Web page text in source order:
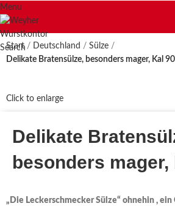
Menu
Search
Start Deutschland
Sülze
Delikate Bratensülze, besonders mager, Kal 90
Click to enlarge
Delikate
besonders mager,
„Die Leckerschmecker Sülze“ ohnehin , ein